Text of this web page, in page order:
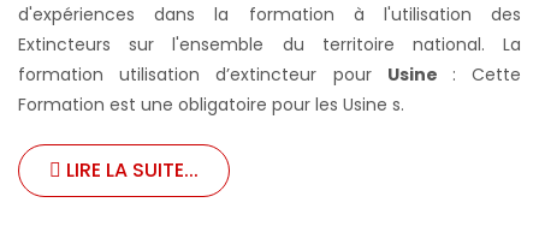
d'expériences dans la formation à l'utilisation des
Extincteurs sur l'ensemble du territoire national. La
formation utilisation d’extincteur pour Usine : Cette
Formation est une obligatoire pour les Usine s.
LIRE LA SUITE...